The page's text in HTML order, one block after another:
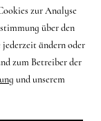
zur Analyse
über den
ändern oder
zum Betreiber der
und unserem